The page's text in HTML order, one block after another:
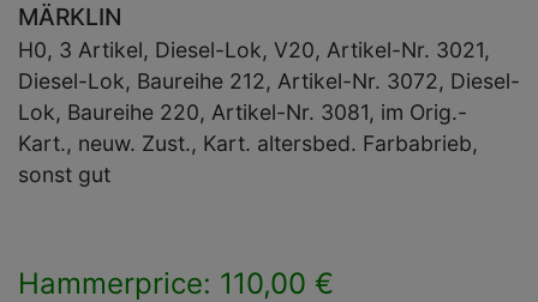
MÄRKLIN
H0, 3 Artikel, Diesel-Lok, V20, Artikel-Nr. 3021,
Diesel-Lok, Baureihe 212, Artikel-Nr. 3072, Diesel-
Lok, Baureihe 220, Artikel-Nr. 3081, im Orig.-
Kart., neuw. Zust., Kart. altersbed. Farbabrieb,
sonst gut
Hammerprice: 110,00 €